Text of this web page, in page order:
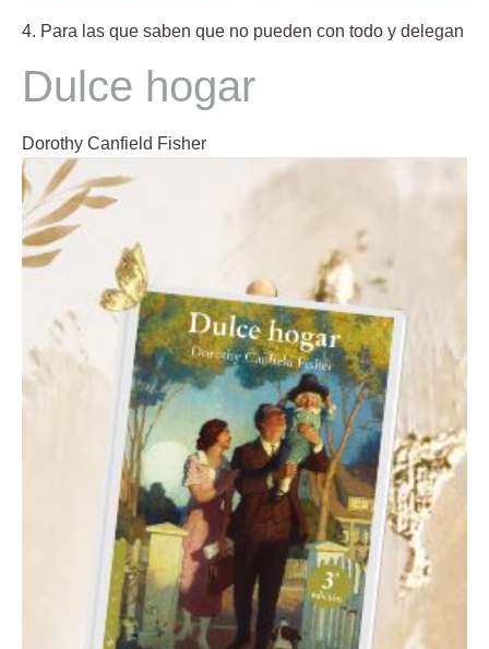
4. Para las que saben que no pueden con todo y delegan
Dulce hogar
Dorothy Canfield Fisher